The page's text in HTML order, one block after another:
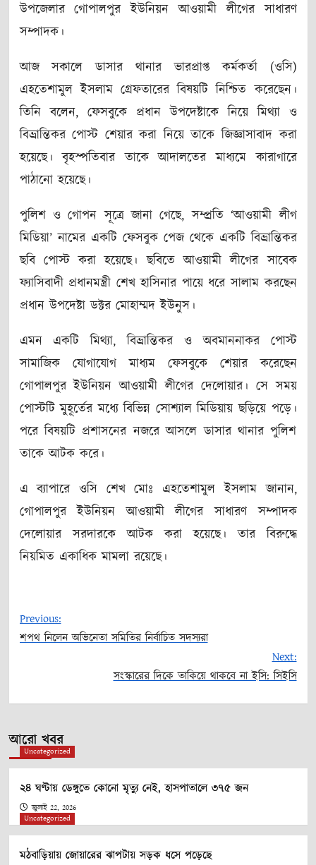
উপজেলার গোপালপুর ইউনিয়ন আওয়ামী লীগের সাধারণ
সম্পাদক।
আজ সকালে ডাসার থানার ভারপ্রাপ্ত কর্মকর্তা (ওসি)
এহতেশামুল ইসলাম গ্রেফতারের বিষয়টি নিশ্চিত করেছেন।
তিনি বলেন, ফেসবুকে প্রধান উপদেষ্টাকে নিয়ে মিথ্যা ও
বিভ্রান্তিকর পোস্ট শেয়ার করা নিয়ে তাকে জিজ্ঞাসাবাদ করা
হয়েছে। বৃহস্পতিবার তাকে আদালতের মাধ্যমে কারাগারে
পাঠানো হয়েছে।
পুলিশ ও গোপন সূত্রে জানা গেছে, সম্প্রতি ‘আওয়ামী লীগ
মিডিয়া’ নামের একটি ফেসবুক পেজ থেকে একটি বিভ্রান্তিকর
ছবি পোস্ট করা হয়েছে। ছবিতে আওয়ামী লীগের সাবেক
ফ্যাসিবাদী প্রধানমন্ত্রী শেখ হাসিনার পায়ে ধরে সালাম করছেন
প্রধান উপদেষ্টা ডক্টর মোহাম্মদ ইউনুস।
এমন একটি মিথ্যা, বিভ্রান্তিকর ও অবমাননাকর পোস্ট
সামাজিক যোগাযোগ মাধ্যম ফেসবুকে শেয়ার করেছেন
গোপালপুর ইউনিয়ন আওয়ামী লীগের দেলোয়ার। সে সময়
পোস্টটি মুহূর্তের মধ্যে বিভিন্ন সোশ্যাল মিডিয়ায় ছড়িয়ে পড়ে।
পরে বিষয়টি প্রশাসনের নজরে আসলে ডাসার থানার পুলিশ
তাকে আটক করে।
এ ব্যাপারে ওসি শেখ মোঃ এহতেশামুল ইসলাম জানান,
গোপালপুর ইউনিয়ন আওয়ামী লীগের সাধারণ সম্পাদক
দেলোয়ার সরদারকে আটক করা হয়েছে। তার বিরুদ্ধে
নিয়মিত একাধিক মামলা রয়েছে।
Previous:
শপথ নিলেন অভিনেতা সমিতির নির্বাচিত সদস্যরা
Next:
সংস্কারের দিকে তাকিয়ে থাকবে না ইসি: সিইসি
আরো খবর
Uncategorized
২৪ ঘণ্টায় ডেঙ্গুতে কোনো মৃত্যু নেই, হাসপাতালে ৩৭৫ জন
জুলাই 22, 2026
Uncategorized
মঠবাড়িয়ায় জোয়ারের ঝাপটায় সড়ক ধসে পড়েছে